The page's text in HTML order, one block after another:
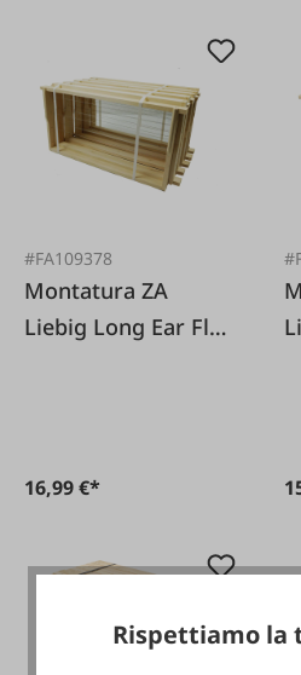
#FA109378
Montatura ZA
Liebig Long Ear Flat
16,99 €*
Rispettiamo la